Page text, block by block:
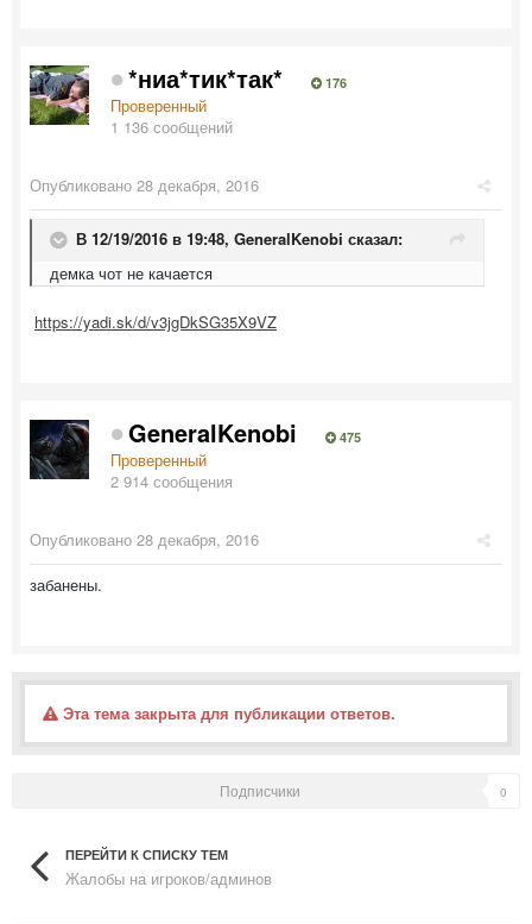
*ниа*тик*так* 176
Проверенный
1 136 сообщений
Опубликовано 28 декабря, 2016
В 12/19/2016 в 19:48, GeneralKenobi сказал:
демка чот не качается
https://yadi.sk/d/v3jgDkSG35X9VZ
GeneralKenobi 475
Проверенный
2 914 сообщения
Опубликовано 28 декабря, 2016
забанены.
Эта тема закрыта для публикации ответов.
Подписчики 0
ПЕРЕЙТИ К СПИСКУ ТЕМ
Жалобы на игроков/админов